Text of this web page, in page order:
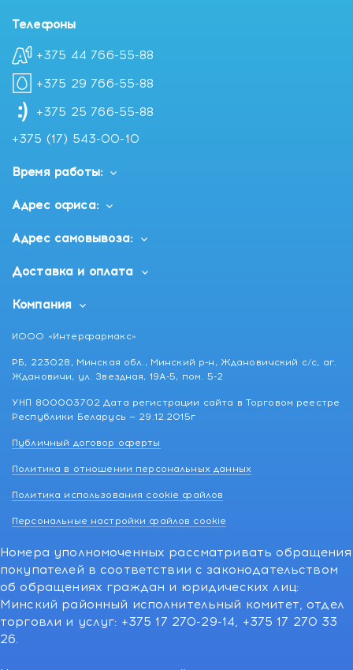
Телефоны
+375 44 766-55-88
+375 29 766-55-88
+375 25 766-55-88
+375 (17) 543-00-10
Время работы:
Адрес офиса:
Адрес самовывоза:
Доставка и оплата
Компания
ИООО «Интерфармакс»
РБ, 223028, Минская обл., Минский р-н, Ждановичский с/с, аг.
Ждановичи, ул. Звездная, 19А-5, пом. 5-2
УНП 800003702 Дата регистрации сайта в Торговом реестре
Республики Беларусь — 29.12.2015г
Публичный договор оферты
Политика в отношении персональных данных
Политика использования cookie файлов
Персональные настройки файлов cookie
Номера уполномоченных рассматривать обращения
покупателей в соответствии с законодательством
об обращениях граждан и юридических лиц:
Минский районный исполнительный комитет, отдел
торговли и услуг: +375 17 270-29-14, +375 17 270 33
26.